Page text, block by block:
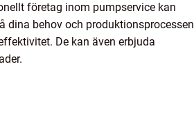
företag inom pumpservice kan
dina behov och produktionsprocessen
De kan även erbjuda